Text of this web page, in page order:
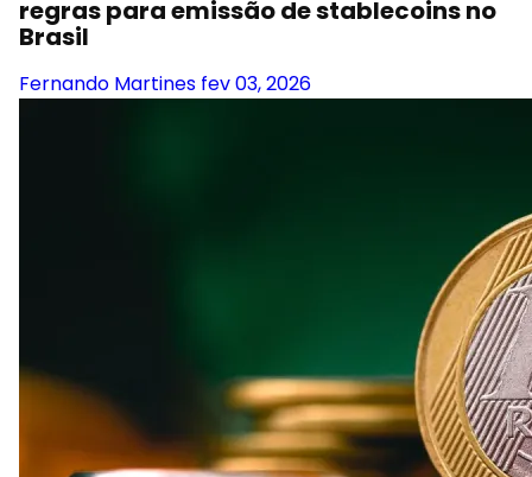
regras para emissão de stablecoins no
Brasil
Fernando Martines fev 03, 2026